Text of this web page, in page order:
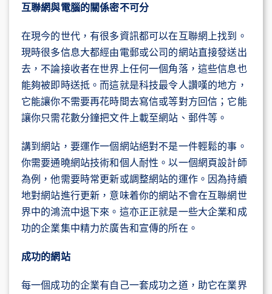
互聯網與電腦的關係密不可分
在現今的世代，有很多資訊都可以在互聯網上找到。
現時很多信息大都經由電郵或公司的網站直接發送出
去，不論接收者在世界上任何一個角落，這些信息也
能夠被即時送抵。而這就是科技最令人讚嘆的地方，
它能讓你不需要再花時間去寫信或等對方回信；它能
讓你只需花數分鐘把文件上載至網站、郵件等。
講到網站，要運作一個網站絕對不是一件輕鬆的事。
你需要通曉網站技術和個人耐性。以一個網頁設計師
為例，他需要時常更新或調整網站的運作。因為持續
地對網站進行更新，意味着你的網站不會在互聯網世
界中的鴻流中退下來。這亦正正就是一些大企業和成
功的企業集中精力於廣告和宣傳的所在。
成功的網站
每一個成功的企業有自己一套成功之道，助它在業界